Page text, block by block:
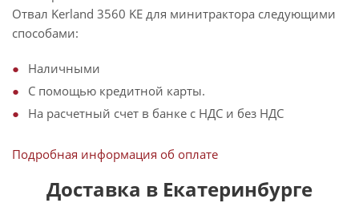
Отвал Kerland 3560 KE для минитрактора следующими
способами:
Наличными
С помощью кредитной карты.
На расчетный счет в банке с НДС и без НДС
Подробная информация об оплате
Доставка в Екатеринбурге